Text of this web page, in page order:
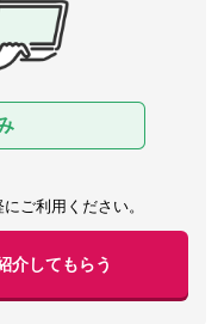
ご利用ください。
介してもらう